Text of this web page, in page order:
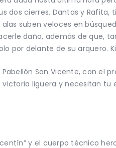
dos cierres, Dantas y
suben veloces en
daño, además de que,
por delante de su arquero.
San Vicente, con
liguera y necesitan
y el cuerpo técnico